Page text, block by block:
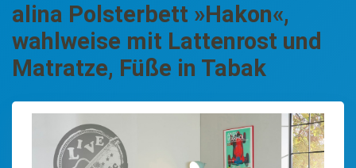
alina Polsterbett »Hakon«,
wahlweise mit Lattenrost und
Matratze, Füße in Tabak